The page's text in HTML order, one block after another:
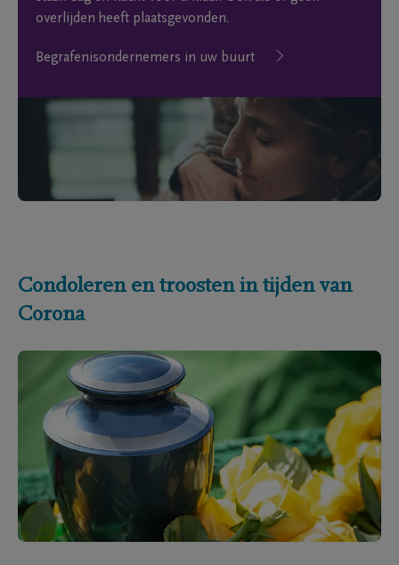
overlijden heeft plaatsgevonden.
Begrafenisondernemers in uw buurt
Condoleren en troosten in tijden van
Corona